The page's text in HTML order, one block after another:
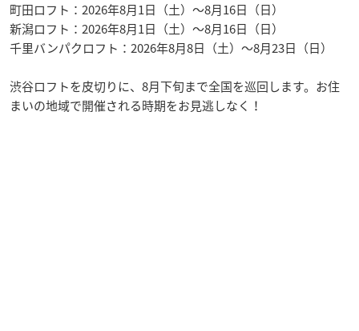
町田ロフト：2026年8月1日（土）〜8月16日（日）
新潟ロフト：2026年8月1日（土）〜8月16日（日）
千里バンパクロフト：2026年8月8日（土）〜8月23日（日）
渋谷ロフトを皮切りに、8月下旬まで全国を巡回します。お住
まいの地域で開催される時期をお見逃しなく！